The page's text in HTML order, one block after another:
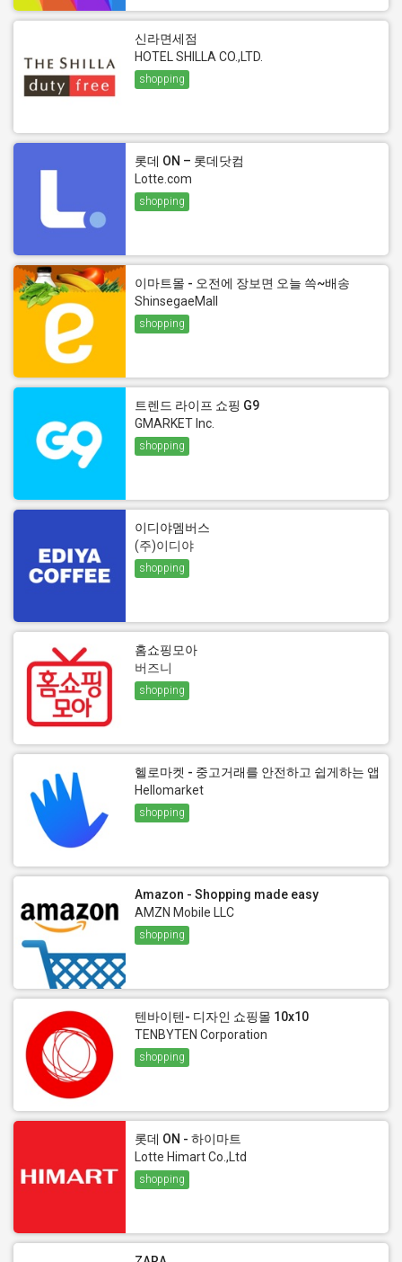
신라면세점
HOTEL SHILLA CO.,LTD.
shopping
롯데 ON – 롯데닷컴
Lotte.com
shopping
이마트몰 - 오전에 장보면 오늘 쓱~배송
ShinsegaeMall
shopping
트렌드 라이프 쇼핑 G9
GMARKET Inc.
shopping
이디야멤버스
(주)이디야
shopping
홈쇼핑모아
버즈니
shopping
헬로마켓 - 중고거래를 안전하고 쉽게하는 앱
Hellomarket
shopping
Amazon - Shopping made easy
AMZN Mobile LLC
shopping
텐바이텐- 디자인 쇼핑몰 10x10
TENBYTEN Corporation
shopping
롯데 ON - 하이마트
Lotte Himart Co.,Ltd
shopping